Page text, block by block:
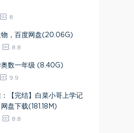
8
物，百度网盘(20.06G)
8.8
奥数一年级 (8.40G)
9.9
【完结】白菜小哥上学记
盘下载(181.18M)
8.8